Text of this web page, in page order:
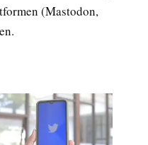
(Mastodon,